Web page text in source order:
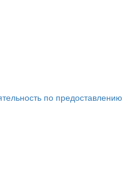
по предоставлению